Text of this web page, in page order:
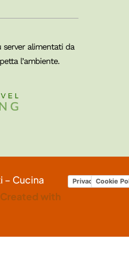
server alimentati da
l’ambiente.
– Cucina
Created with
Privacy Policy
Cookie